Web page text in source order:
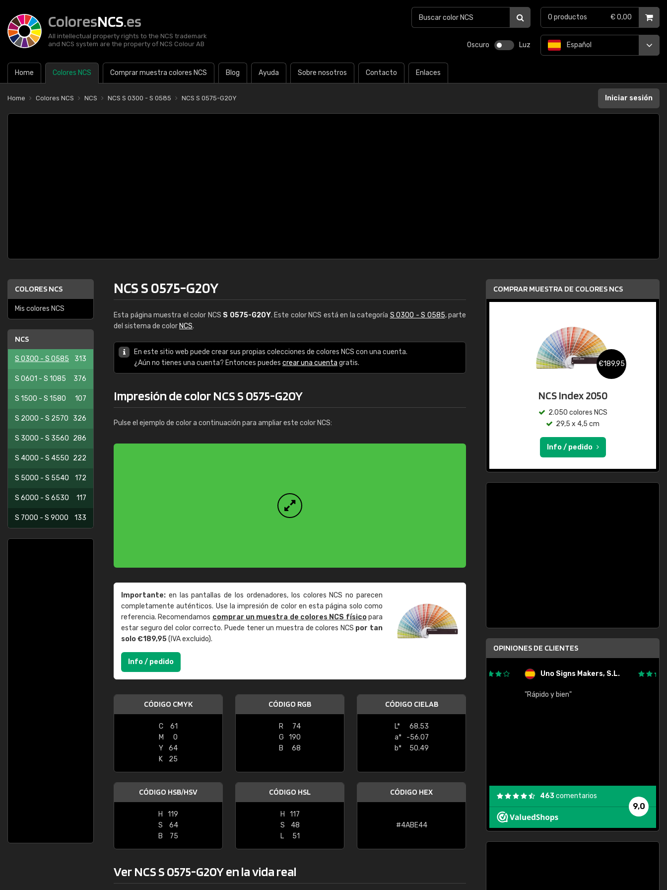
ColoresNCS.es
All intellectual property rights to the NCS trademark
and NCS system are the property of NCS Colour AB
Oscuro Luz
Home Colores NCS Comprar muestra colores NCS Blog Ayuda Sobre nosotros Contacto Enlaces
Español
0 productos € 0,00
Home Colores NCS NCS NCS S 0300 - S 0585 NCS S 0575-G20Y Iniciar sesión
COLORES NCS
Mis colores NCS
NCS
S 0300 - S 0585 313
S 0601 - S 1085 376
S 1500 - S 1580 107
S 2000 - S 2570 326
S 3000 - S 3560 286
S 4000 - S 4550 222
S 5000 - S 5540 172
S 6000 - S 6530 117
S 7000 - S 9000 133
NCS S 0575-G20Y
Esta página muestra el color NCS S 0575-G20Y. Este color NCS está en la categoría S 0300 - S 0585, parte
del sistema de color NCS.
En este sitio web puede crear sus propias colecciones de colores NCS con una cuenta.
¿Aún no tienes una cuenta? Entonces puedes crear una cuenta gratis.
Impresión de color NCS S 0575-G20Y
Pulse el ejemplo de color a continuación para ampliar este color NCS:
Importante: en las pantallas de los ordenadores, los colores NCS no parecen
completamente auténticos. Use la impresión de color en esta página solo como
referencia. Recomendamos comprar un muestra de colores NCS físicopara
estar seguro del color correcto. Puede tener un muestra de colores NCS por tan
solo €189,95(IVA excluido).
Info / pedido
CÓDIGO CMYK
C
61
M
0
Y
64
K
25
CÓDIGO RGB
R
74
G
190
B
68
CÓDIGO CIELAB
L*
68.53
a*
-56.07
b*
50.49
CÓDIGO HSB/HSV
H
119
S
64
B
75
CÓDIGO HSL
H
117
S
48
L
51
CÓDIGO HEX
#4ABE44
Ver NCS S 0575-G20Y en la vida real
COMPRAR MUESTRA DE COLORES NCS
€189,95
NCS Index 2050
2.050 colores NCS
29,5 x 4,5 cm
Info / pedido
OPINIONES DE CLIENTES
"Buen servicio. No obstante No es fácil
encontrar/comprar lo que se busca"
Uno Signs Makers, S.L.
"Rápido y bien"
9,0
463comentarios